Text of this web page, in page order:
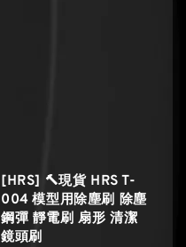
[HRS] 🔨現貨 HRS T-
004 模型用除塵刷 除塵
鋼彈 靜電刷 扇形 清潔
鏡頭刷